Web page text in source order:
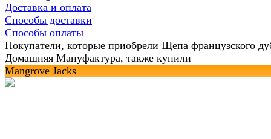
Доставка и оплата
Способы доставки
Способы оплаты
Покупатели, которые приобрели Щепа французского
Домашняя Мануфактура, также купили
Mangrove Jacks